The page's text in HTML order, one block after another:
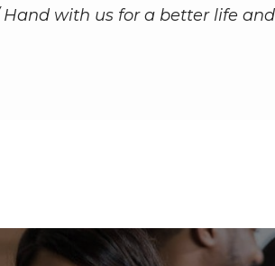
Hand with us for a better life